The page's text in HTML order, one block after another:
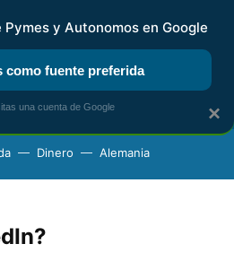
KIT DIGITAL RENTA
Dinero Alemania
×
y Autonomos en Google
como fuente preferida
una cuenta de Google